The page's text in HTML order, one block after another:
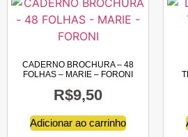
CADERNO BROCHURA – 48
FOLHAS – MARIE – FORONI
R$9,50
Adicionar ao carrinho